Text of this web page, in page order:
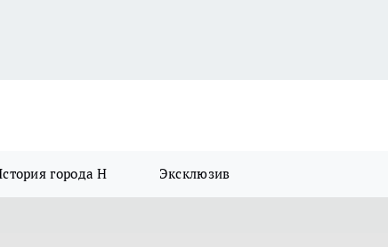
города Н Эксклюзив